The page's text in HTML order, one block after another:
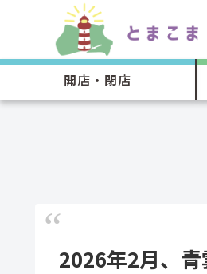
開店・閉店
2026年2月、